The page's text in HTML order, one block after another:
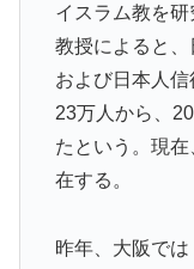
▶
【MLB】村上
逆 → 「予想通
▶ 海外の反応：鈴
大谷ドジャース
た」とカブス
▶ フランス人「欲
音がこれ！【海
イスラム教を
教授によると
および日本人
23万人から、
たという。現
在する。
昨年、大阪で